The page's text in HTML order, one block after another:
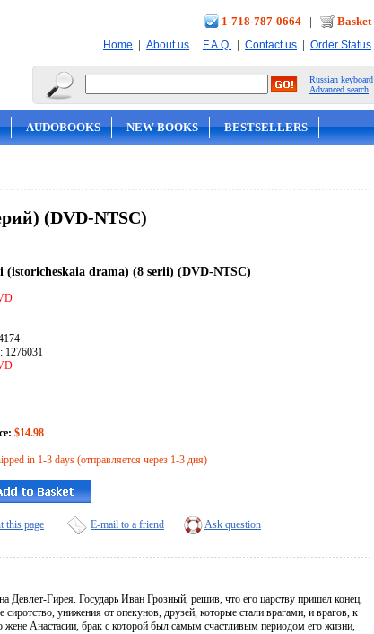
1-718-787-0664 | Basket
Home | About us | F.A.Q. | Contact us | Order Status
Russian keyboard
Advanced search
AUDOBOOKS NEW BOOKS BESTSELLERS
(DVD-NTSC)
(istoricheskaia drama) (8 serii) (DVD-NTSC)
1276031
$14.98
in 1-3 days (отправляется через 1-3 дня)
this page E-mail to a friend Ask question
Девлет-Гирея. Государь Иван Грозный, решив, что его царству пришел конец,
сиротство, унижения от опекунов, друзей, которые стали врагами, и врагов, к
Анастасии, брак с которой был самым счастливым периодом его жизни,